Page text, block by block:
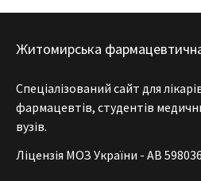
Житомирська
Спеціалізований сайт для
фармацевтів, студентів
вузів.
Ліцензія МОЗ України - АВ